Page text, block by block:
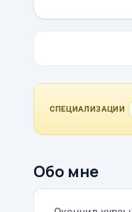
СПЕЦИАЛИЗАЦИИ
Обо мне